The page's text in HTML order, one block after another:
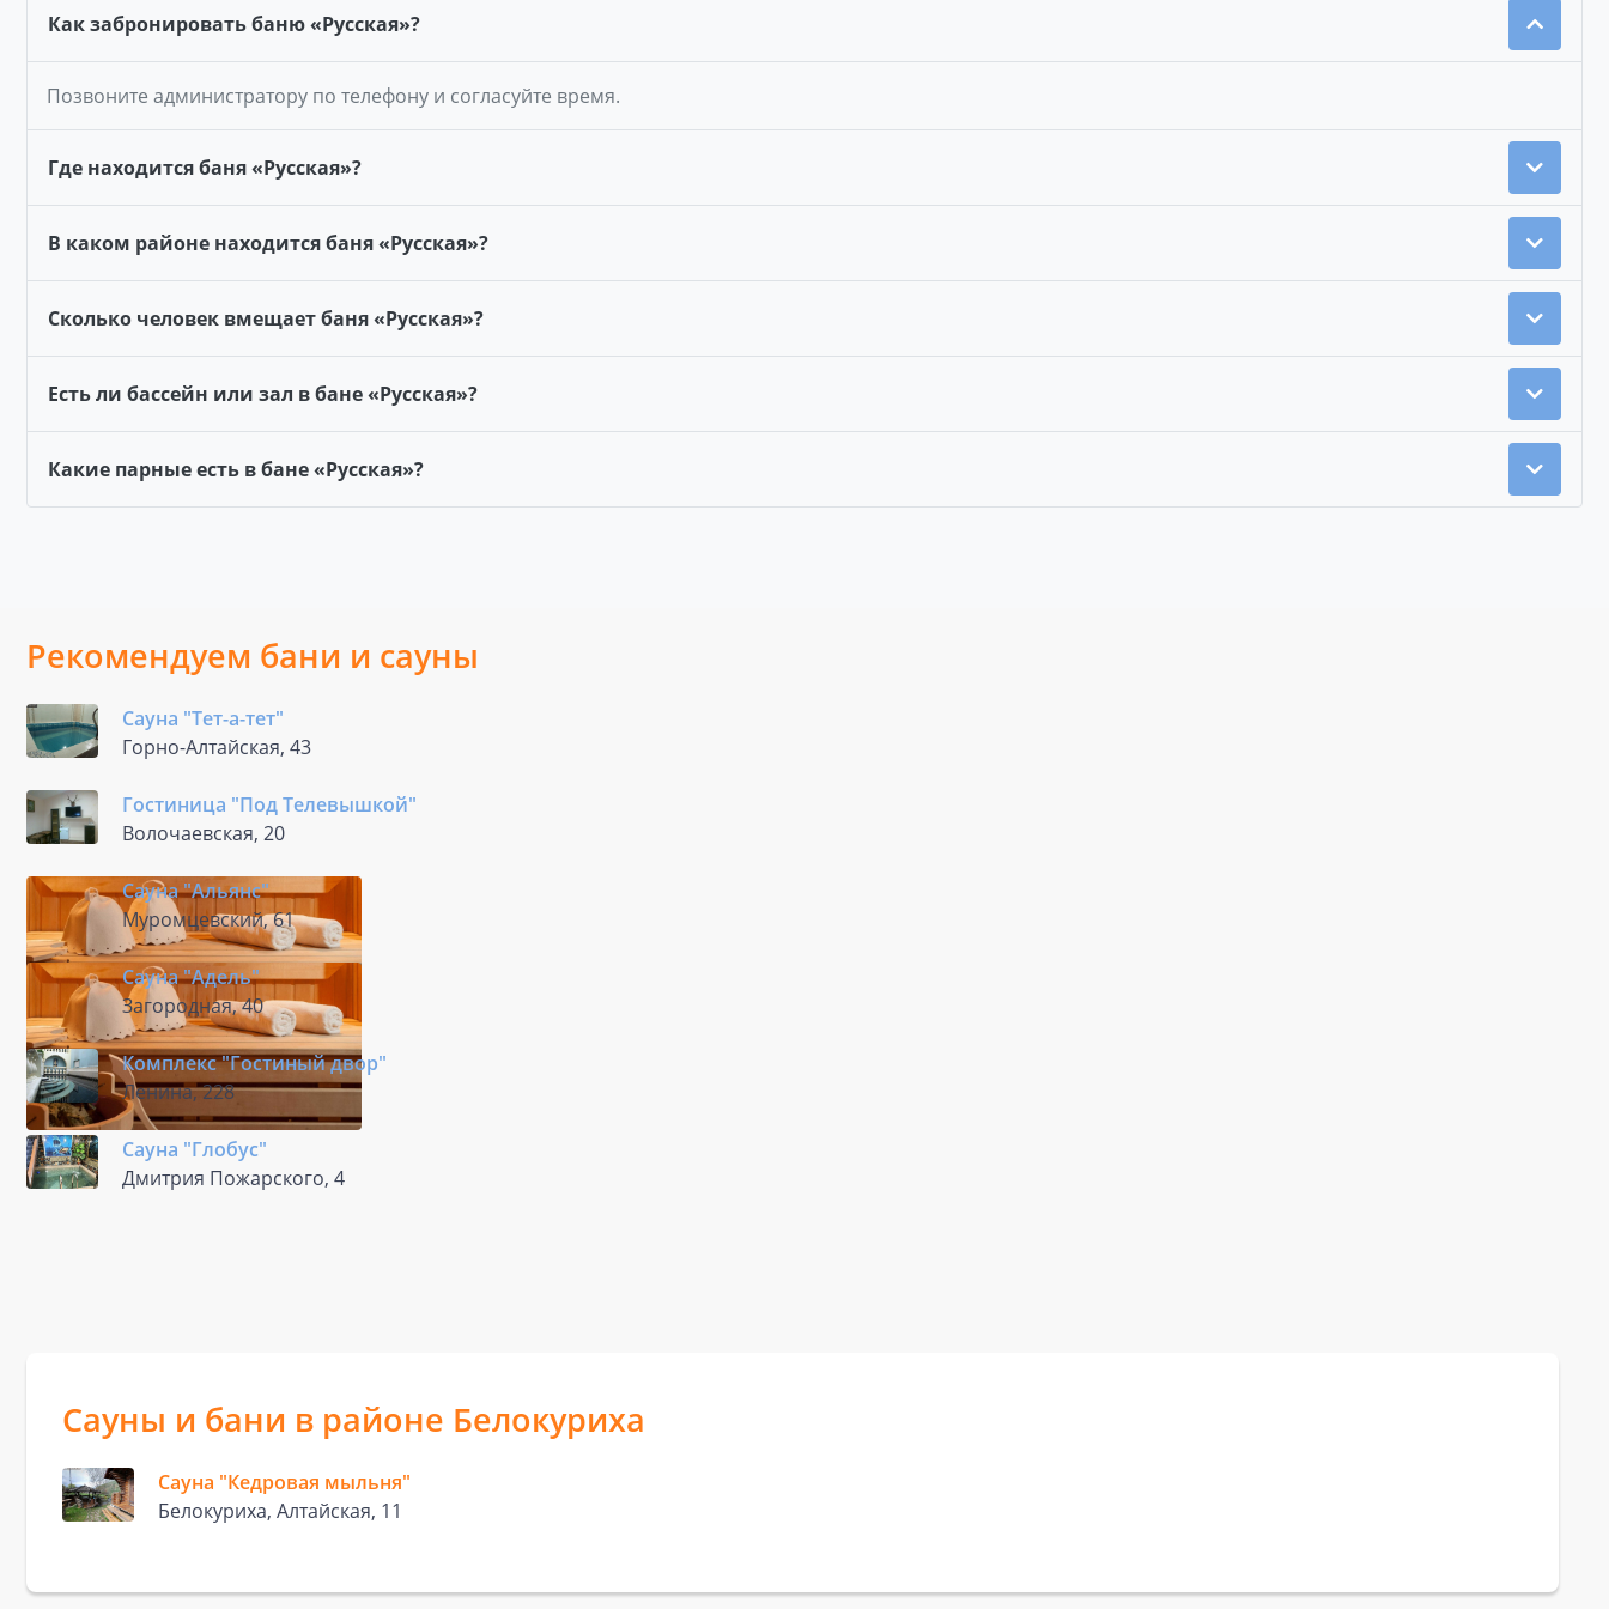
Как забронировать баню «Русская»?
Позвоните администратору по телефону и согласуйте время.
Где находится баня «Русская»?
В каком районе находится баня «Русская»?
Сколько человек вмещает баня «Русская»?
Есть ли бассейн или зал в бане «Русская»?
Какие парные есть в бане «Русская»?
Рекомендуем бани и сауны
Сауна "Тет-а-тет"
Горно-Алтайская, 43
Гостиница "Под Телевышкой"
Волочаевская, 20
Сауна "Альянс"
Муромцевский, 61
Сауна "Адель"
Загородная, 40
Комплекс "Гостиный двор"
Ленина, 228
Сауна "Глобус"
Дмитрия Пожарского, 4
Сауны и бани в районе Белокуриха
Сауна "Кедровая мыльня"
Белокуриха, Алтайская, 11